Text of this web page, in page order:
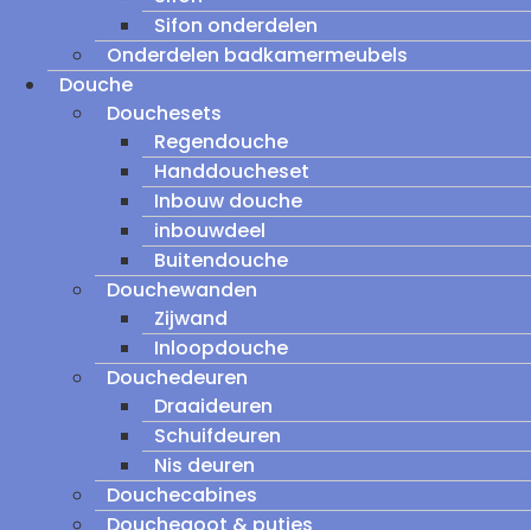
Sifon onderdelen
Onderdelen badkamermeubels
Douche
Douchesets
Regendouche
Handdoucheset
Inbouw douche
inbouwdeel
Buitendouche
Douchewanden
Zijwand
Inloopdouche
Douchedeuren
Draaideuren
Schuifdeuren
Nis deuren
Douchecabines
Douchegoot & putjes